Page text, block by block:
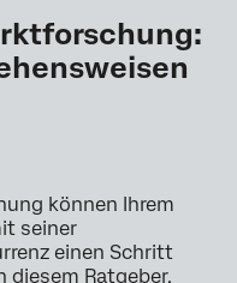
können Ihrem
seiner
einen Schritt
diesem Ratgeber,